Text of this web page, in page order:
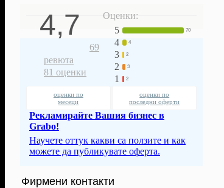
4,7
69
ревюта
81 оценки
Оценки:
5
70
4 4
3 2
2 3
1 2
оценки по
месеци
оценки по
последни оферти
Рекламирайте Вашия бизнес в
Grabo!
Научете оттук какви са ползите и как
можете да публикувате оферта.
Фирмени контакти